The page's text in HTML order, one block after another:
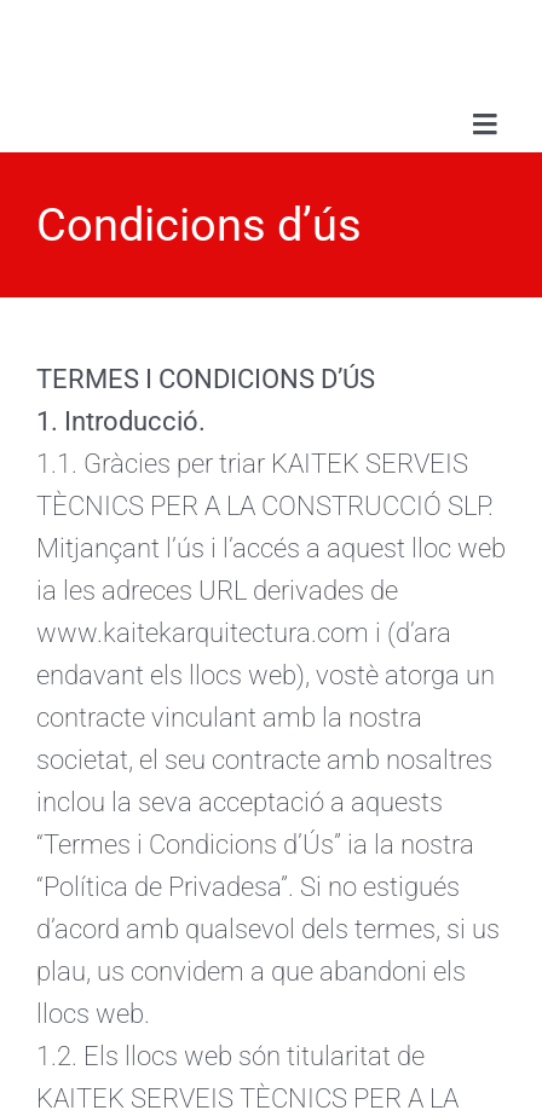
Condicions d’ús
TERMES I CONDICIONS D’ÚS
1. Introducció.
1.1. Gràcies per triar KAITEK SERVEIS
TÈCNICS PER A LA CONSTRUCCIÓ SLP.
Mitjançant l’ús i l’accés a aquest lloc web
ia les adreces URL derivades de
www.kaitekarquitectura.com i (d’ara
endavant els llocs web), vostè atorga un
contracte vinculant amb la nostra
societat, el seu contracte amb nosaltres
inclou la seva acceptació a aquests
“Termes i Condicions d’Ús” ia la nostra
“Política de Privadesa”. Si no estigués
d’acord amb qualsevol dels termes, si us
plau, us convidem a que abandoni els
llocs web.
1.2. Els llocs web són titularitat de
KAITEK SERVEIS TÈCNICS PER A LA